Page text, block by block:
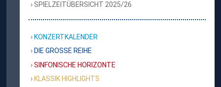
SPIELZEITÜBERSICHT 2025/26
KONZERTKALENDER
DIE GROSSE REIHE
SINFONISCHE HORIZONTE
KLASSIK HIGHLIGHTS